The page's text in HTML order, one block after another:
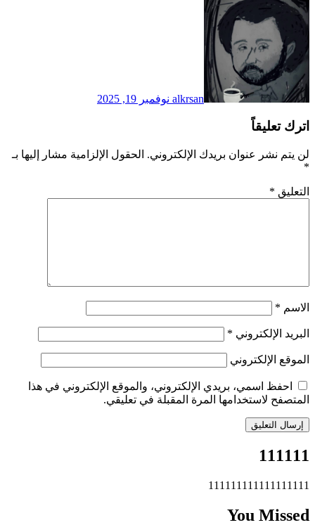
alkrsan نوفمبر 19, 2025
اترك تعليقاً
لن يتم نشر عنوان بريدك الإلكتروني. الحقول الإلزامية مشار إليها بـ
*
التعليق *
الاسم *
البريد الإلكتروني *
الموقع الإلكتروني
احفظ اسمي، بريدي الإلكتروني، والموقع الإلكتروني في هذا
المتصفح لاستخدامها المرة المقبلة في تعليقي.
111111
111111111111111111
You Missed